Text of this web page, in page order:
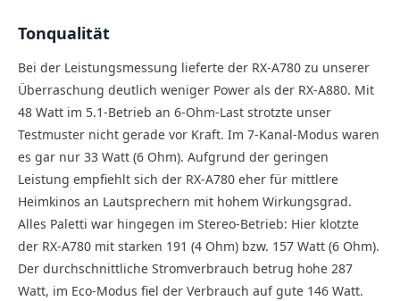
Tonqualität
Bei der Leistungsmessung lieferte der RX-A780 zu unserer
Überraschung deutlich weniger Power als der RX-A880. Mit
48 Watt im 5.1-Betrieb an 6-Ohm-Last strotzte unser
Testmuster nicht gerade vor Kraft. Im 7-Kanal-Modus waren
es gar nur 33 Watt (6 Ohm). Aufgrund der geringen
Leistung empfiehlt sich der RX-A780 eher für mittlere
Heimkinos an Lautsprechern mit hohem Wirkungsgrad.
Alles Paletti war hingegen im Stereo-Betrieb: Hier klotzte
der RX-A780 mit starken 191 (4 Ohm) bzw. 157 Watt (6 Ohm).
Der durchschnittliche Stromverbrauch betrug hohe 287
Watt, im Eco-Modus fiel der Verbrauch auf gute 146 Watt.